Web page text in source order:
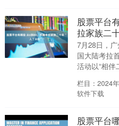
股票平台
拉家族二
7月28日，
国大陆考拉
活动以“相伴
家园’持续
场游....
栏目：2024
软件下载
股票平台